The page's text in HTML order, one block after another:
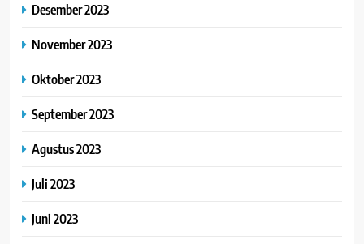
Desember 2023
November 2023
Oktober 2023
September 2023
Agustus 2023
Juli 2023
Juni 2023